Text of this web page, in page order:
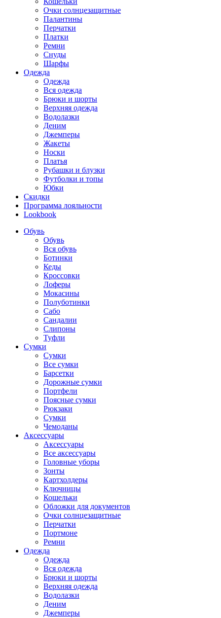
Очки солнцезащитные
Палантины
Перчатки
Платки
Ремни
Снуды
Шарфы
Одежда
Одежда
Вся одежда
Брюки и шорты
Верхняя одежда
Водолазки
Деним
Джемперы
Жакеты
Носки
Платья
Рубашки и блузки
Футболки и топы
Юбки
Скидки
Программа лояльности
Lookbook
Обувь
Обувь
Вся обувь
Ботинки
Кеды
Кроссовки
Лоферы
Мокасины
Полуботинки
Сабо
Сандалии
Слипоны
Туфли
Сумки
Сумки
Все сумки
Барсетки
Дорожные сумки
Портфели
Поясные сумки
Рюкзаки
Сумки
Чемоданы
Аксессуары
Аксессуары
Все аксессуары
Головные уборы
Зонты
Картхолдеры
Ключницы
Кошельки
Обложки для документов
Очки солнцезащитные
Перчатки
Портмоне
Ремни
Одежда
Одежда
Вся одежда
Брюки и шорты
Верхняя одежда
Водолазки
Деним
Джемперы